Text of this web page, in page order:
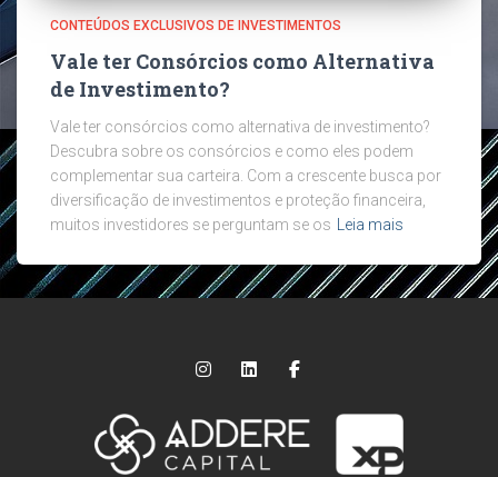
CONTEÚDOS EXCLUSIVOS DE INVESTIMENTOS
Vale ter Consórcios como Alternativa
de Investimento?
Vale ter consórcios como alternativa de investimento?
Descubra sobre os consórcios e como eles podem
complementar sua carteira. Com a crescente busca por
diversificação de investimentos e proteção financeira,
muitos investidores se perguntam se os
Leia mais